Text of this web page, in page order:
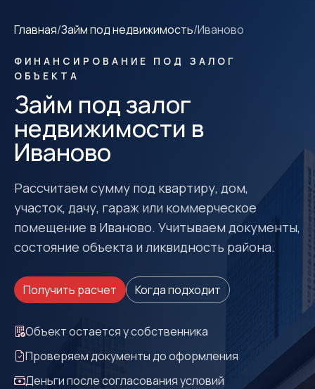
Главная/Займ под недвижимость/Иваново
ФИНАНСИРОВАНИЕ ПОД ЗАЛОГ
ОБЪЕКТА
Займ под залог
недвижимости в
Иваново
Рассчитаем сумму под квартиру, дом,
участок, дачу, гараж или коммерческое
помещение в Иваново. Учитываем документы,
состояние объекта и ликвидность района.
Получить расчет Когда подходит
Объект остается у собственника
Проверяем документы до оформления
Деньги после согласования условий